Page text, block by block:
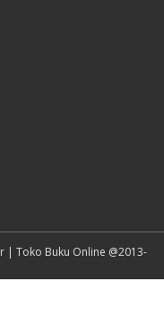
| Toko Buku Online @2013-